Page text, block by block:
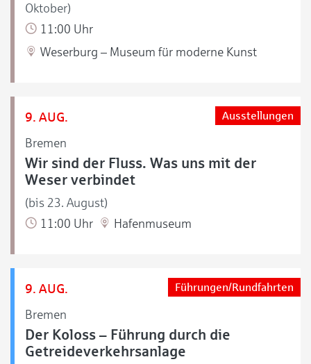
Oktober)
11:00 Uhr
Weserburg – Museum für moderne Kunst
9. AUG.
Bremen
Ausstellungen
Wir sind der Fluss. Was uns mit der
Weser verbindet
(bis 23. August)
11:00 Uhr
Hafenmuseum
9. AUG.
Bremen
Führungen/Rundfahrten
Der Koloss – Führung durch die
Getreideverkehrsanlage